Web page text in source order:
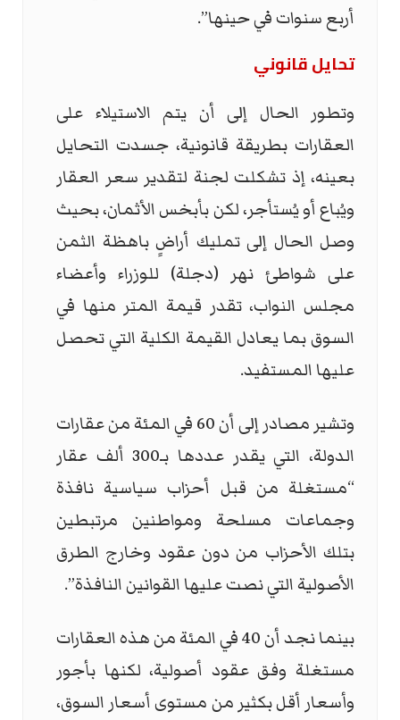
أربع سنوات في حينها”.
تحايل قانوني
وتطور الحال إلى أن يتم الاستيلاء على
العقارات بطريقة قانونية، جسدت التحايل
بعينه، إذ تشكلت لجنة لتقدير سعر العقار
ويُباع أو يُستأجر، لكن بأبخس الأثمان، بحيث
وصل الحال إلى تمليك أراضٍ باهظة الثمن
على شواطئ نهر (دجلة) للوزراء وأعضاء
مجلس النواب، تقدر قيمة المتر منها في
السوق بما يعادل القيمة الكلية التي تحصل
عليها المستفيد.
وتشير مصادر إلى أن 60 في المئة من عقارات
الدولة، التي يقدر عددها بـ300 ألف عقار
“مستغلة من قبل أحزاب سياسية نافذة
وجماعات مسلحة ومواطنين مرتبطين
بتلك الأحزاب من دون عقود وخارج الطرق
الأصولية التي نصت عليها القوانين النافذة”.
بينما نجد أن 40 في المئة من هذه العقارات
مستغلة وفق عقود أصولية، لكنها بأجور
وأسعار أقل بكثير من مستوى أسعار السوق،